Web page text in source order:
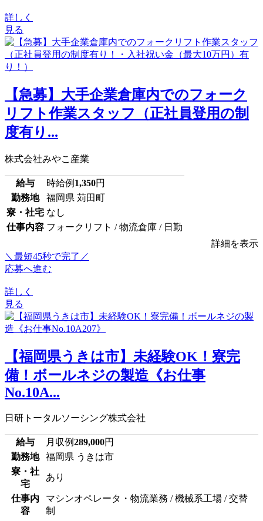
詳しく
見る
【急募】大手企業倉庫内でのフォーク
リフト作業スタッフ（正社員登用の制
度有り...
株式会社みやこ産業
給与 時給例 1,350円
勤務地
福岡県 苅田町
寮・社宅 なし
仕事内容 フォークリフト / 物流倉庫 / 日勤
詳細を表示
＼最短45秒で完了／
応募へ進む
詳しく
見る
【福岡県うきは市】未経験OK！寮完
備！ボールネジの製造《お仕事
No.10A...
日研トータルソーシング株式会社
給与 月収例289,000円
勤務地
福岡県 うきは市
寮・社
宅
あり
仕事内
容
マシンオペレータ・物流業務 / 機械系工場 / 交替
制